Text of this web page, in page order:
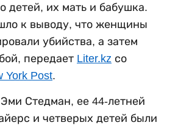
детей, их мать и бабушка.
к выводу, что женщины
убийства, а затем
передает Liter.kz со
York Post.
Стедман, ее 44-летней
и четверых детей были